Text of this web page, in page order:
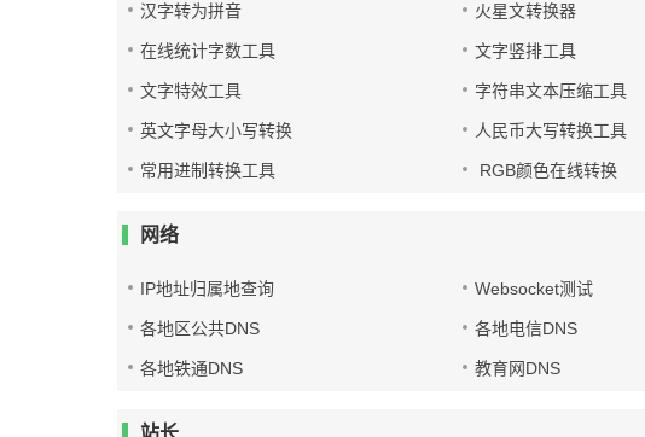
汉字转为拼音 火星文转换器
在线统计字数工具 文字竖排工具
文字特效工具 字符串文本压缩工具
英文字母大小写转换 人民币大写转换工具
常用进制转换工具 RGB颜色在线转换
网络
IP地址归属地查询 Websocket测试
各地区公共DNS 各地电信DNS
各地铁通DNS 教育网DNS
站长